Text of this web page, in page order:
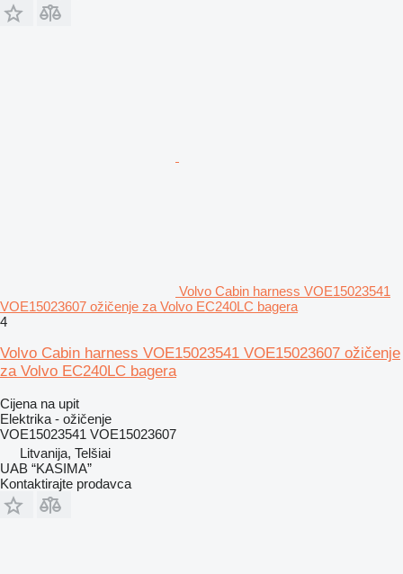
Volvo Cabin harness VOE15023541
VOE15023607 ožičenje za Volvo EC240LC bagera
4
Volvo Cabin harness VOE15023541 VOE15023607 ožičenje
za Volvo EC240LC bagera
Cijena na upit
Elektrika - ožičenje
VOE15023541 VOE15023607
Litvanija, Telšiai
UAB “KASIMA”
Kontaktirajte prodavca